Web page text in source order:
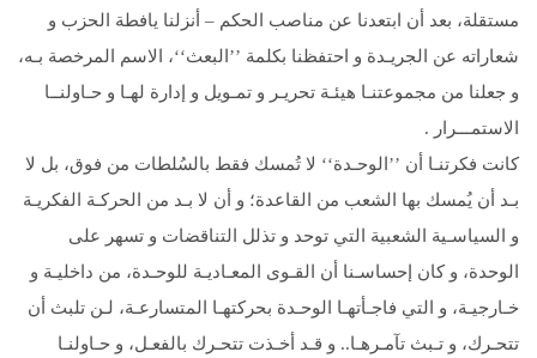
مستقلة، بعد أن ابتعدنا عن مناصب الحكم – أنزلنا يافطة الحزب و
شعاراته عن الجريـدة و احتفظنا بكلمة ’’البعث‘‘، الاسم المرخصة بـه،
و جعلنا من مجموعتنـا هيئـة تحريـر و تمـويل و إدارة لهـا و حـاولنــا
الاستمـــرار .
كانت فكرتنـا أن ’’الوحـدة‘‘ لا تُمسك فقط بالسُلطات من فوق، بل لا
بـد أن يُمسك بها الشعب من القاعدة؛ و أن لا بـد من الحركـة الفكريـة
و السياسـية الشعبية التي توحد و تذلل التناقضات و تسهر على
الوحدة، و كان إحساسـنا أن القـوى المعـاديـة للوحـدة، من داخليـة و
خـارجيـة، و التي فاجـأتهـا الوحـدة بحركتهـا المتسارعـة، لـن تلبث أن
تتحـرك، و تـبث تآمـرهـا.. و قـد أخـذت تتحـرك بالفعـل، و حـاولنـا